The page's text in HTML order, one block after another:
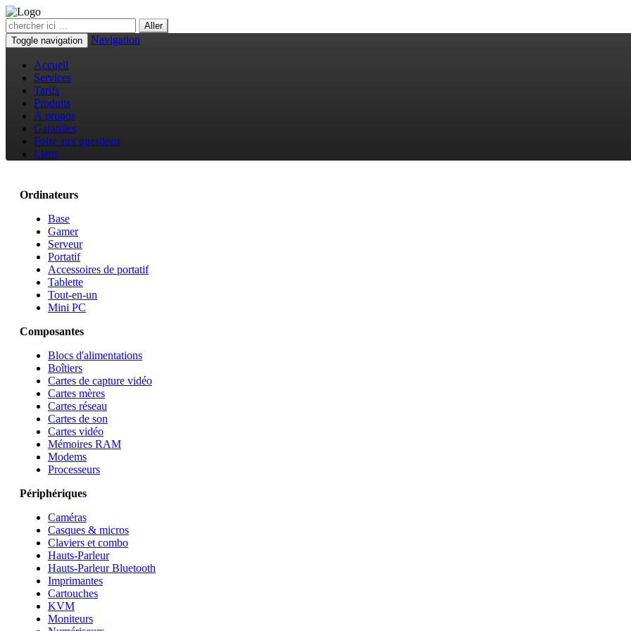
Toggle navigation Navigation
Accueil
Services
Tarifs
Produits
À propos
Garanties
Foire aux questions
Liens
Ordinateurs
Base
Gamer
Serveur
Portatif
Accessoires de portatif
Tablette
Tout-en-un
Mini PC
Composantes
Blocs d'alimentations
Boîtiers
Cartes de capture vidéo
Cartes mères
Cartes réseau
Cartes de son
Cartes vidéo
Mémoires RAM
Modems
Processeurs
Périphériques
Caméras
Casques & micros
Claviers et combo
Hauts-Parleur
Hauts-Parleur Bluetooth
Imprimantes
Cartouches
KVM
Moniteurs